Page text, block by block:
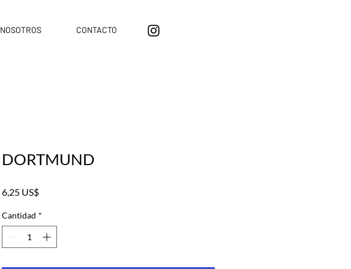
NOSOTROS CONTACTO
DORTMUND
6,25 US$Precio
Cantidad *